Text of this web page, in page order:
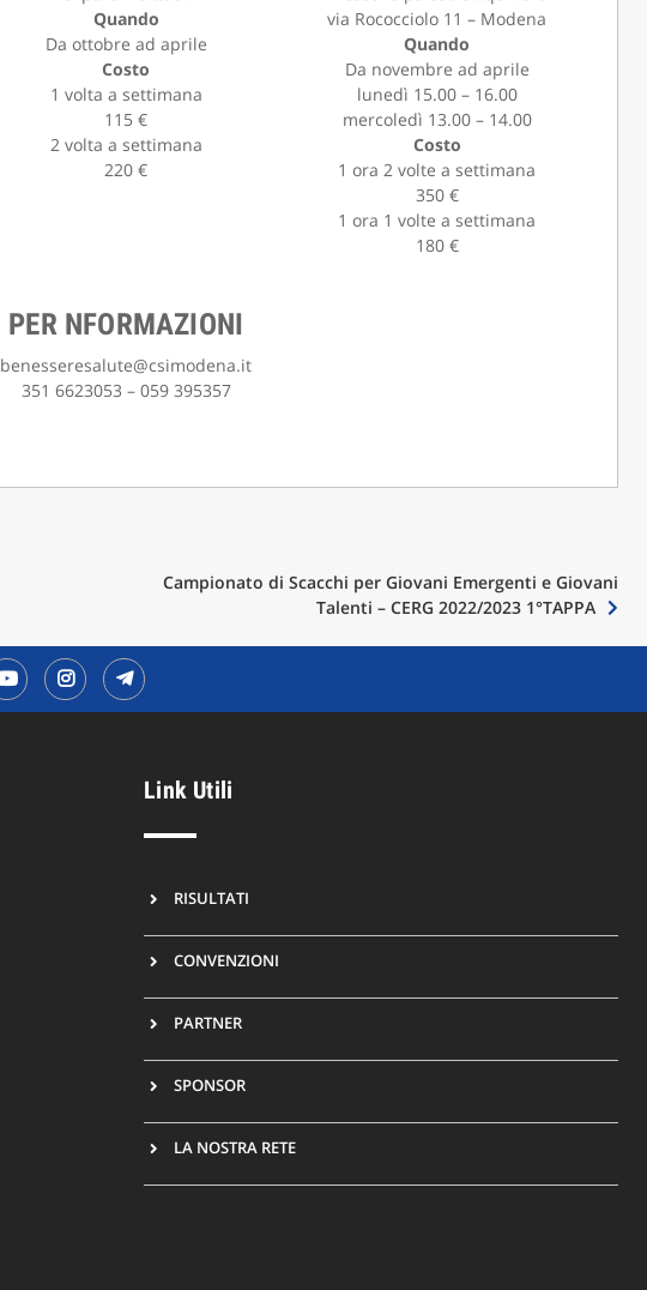
Quando
Da ottobre ad aprile
Costo
1 volta a settimana
115 €
2 volta a settimana
220 €
via Rococciolo 11 – Modena
Quando
Da novembre ad aprile
lunedì 15.00 – 16.00
mercoledì 13.00 – 14.00
Costo
1 ora 2 volte a settimana
350 €
1 ora 1 volte a settimana
180 €
PER NFORMAZIONI
benesseresalute@csimodena.it
351 6623053 – 059 395357
Campionato di Scacchi per Giovani Emergenti e Giovani
Talenti – CERG 2022/2023 1°TAPPA
Link Utili
RISULTATI
CONVENZIONI
PARTNER
SPONSOR
LA NOSTRA RETE